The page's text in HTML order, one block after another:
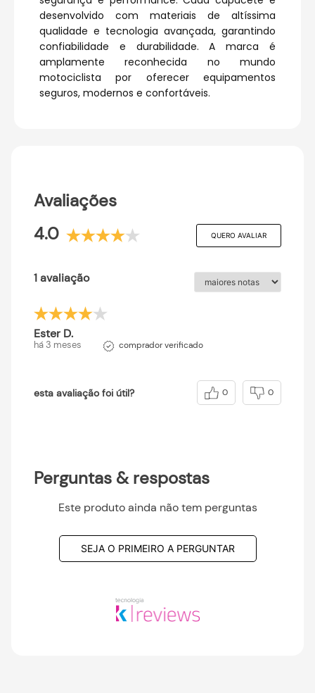
desenvolvido com materiais de altíssima
qualidade e tecnologia avançada, garantindo
confiabilidade e durabilidade. A marca é
amplamente reconhecida no mundo
motociclista por oferecer equipamentos
seguros, modernos e confortáveis.
Avaliações
4.0
QUERO AVALIAR
1 avaliação
Ester D.
há 3 meses comprador verificado
esta avaliação foi útil? 0 0
Perguntas & respostas
Este produto ainda não tem perguntas
SEJA O PRIMEIRO A PERGUNTAR